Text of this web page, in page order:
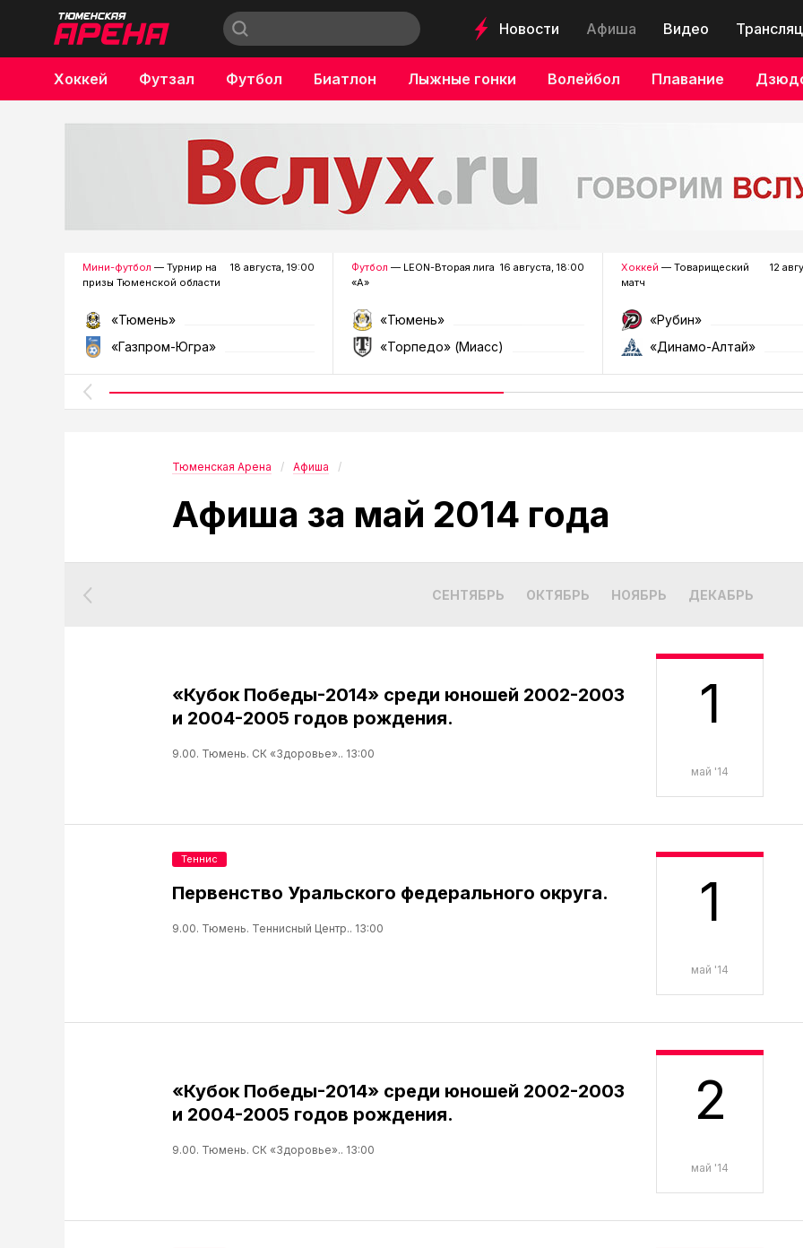
Новости Афиша Видео
Хоккей Футзал Футбол Биатлон Лыжные гонки Волейбол Плавание
Бокс
Мини-футбол — Турнир на
призы Тюменской области
18 августа, 19:00
«Тюмень»
«Газпром-Югра»
Футбол — LEON-Вторая лига
«А»
16 августа, 18:00
«Тюмень»
«Торпедо» (Миасс)
Хоккей — Товарищеский
матч
12
«Рубин»
«Динамо-Алтай»
Тюменская Арена Афиша
Афиша за май 2014 года
СЕНТЯБРЬ ОКТЯБРЬ НОЯБРЬ ДЕКАБРЬ
1
май '14
«Кубок Победы-2014» среди юношей 2002-2003
и 2004-2005 годов рождения.
9.00. Тюмень. СК «Здоровье».. 13:00
1
май '14
Первенство Уральского федерального округа.
9.00. Тюмень. Теннисный Центр.. 13:00
Теннис
2
май '14
«Кубок Победы-2014» среди юношей 2002-2003
и 2004-2005 годов рождения.
9.00. Тюмень. СК «Здоровье».. 13:00